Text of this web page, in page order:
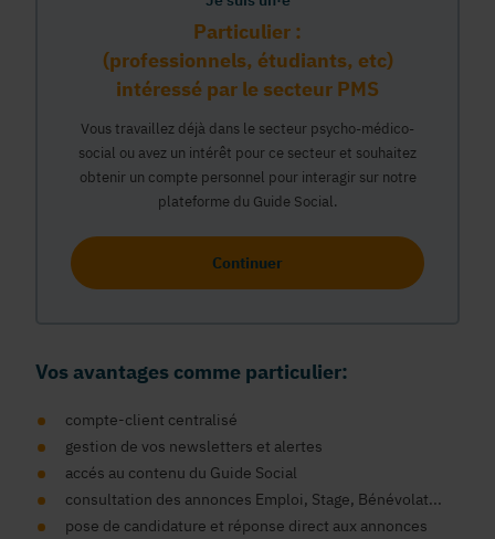
Particulier :
(professionnels, étudiants, etc)
intéressé par le secteur PMS
Vous travaillez déjà dans le secteur psycho-médico-
social ou avez un intérêt pour ce secteur et souhaitez
obtenir un compte personnel pour interagir sur notre
plateforme du Guide Social.
Continuer
Vos avantages comme particulier:
compte-client centralisé
gestion de vos newsletters et alertes
accés au contenu du Guide Social
consultation des annonces Emploi, Stage, Bénévolat...
pose de candidature et réponse direct aux annonces